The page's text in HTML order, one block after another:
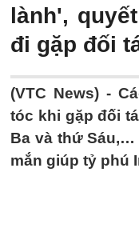
lành',
đi gặp đối
(VTC News) -
tóc khi gặp đối
Ba và thứ
mắn giúp tỷ phú